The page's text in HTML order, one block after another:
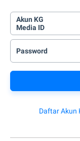
Akun KG
Media ID
Password
Daftar Akun